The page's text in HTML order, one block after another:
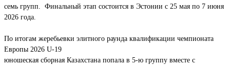
семь групп. Финальный этап состоится в Эстонии с 25 мая по 7 июня
2026 года.
По итогам жеребьевки элитного раунда квалификации чемпионата
Европы 2026 U-19
юношеская сборная Казахстана попала в 5-ю группу вместе с